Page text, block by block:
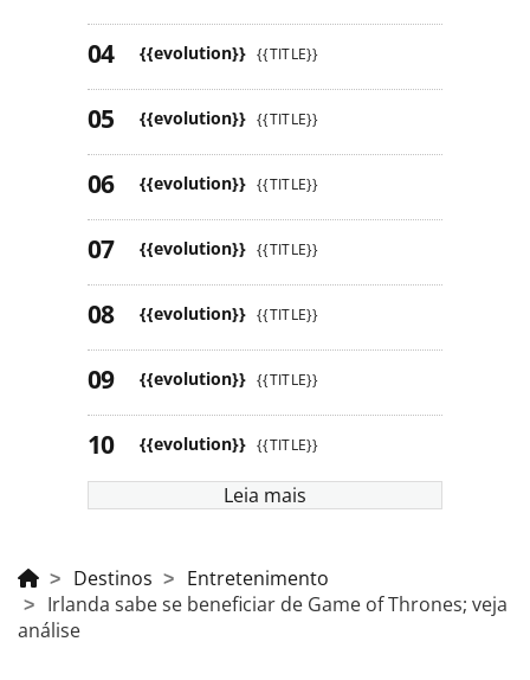
{{evolution}} {{TITLE}}
{{evolution}} {{TITLE}}
{{evolution}} {{TITLE}}
{{evolution}} {{TITLE}}
{{evolution}} {{TITLE}}
{{evolution}} {{TITLE}}
{{evolution}} {{TITLE}}
Leia mais
Destinos
Entretenimento
Irlanda sabe se beneficiar de Game of Thrones; veja
análise